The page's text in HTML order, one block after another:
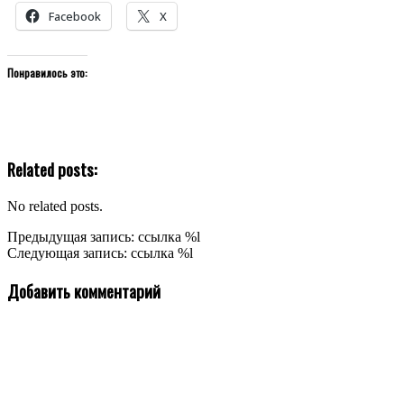
Facebook X
Понравилось это:
Related posts:
No related posts.
2020-
02-
Предыдущая запись: ссылка %l
Следующая запись: ссылка %l
Добавить комментарий